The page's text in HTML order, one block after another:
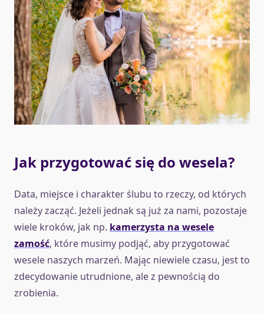
Jak przygotować się do wesela?
Data, miejsce i charakter ślubu to rzeczy, od których
należy zacząć. Jeżeli jednak są już za nami, pozostaje
wiele kroków, jak np. kamerzysta na wesele
zamość, które musimy podjąć, aby przygotować
wesele naszych marzeń. Mając niewiele czasu, jest to
zdecydowanie utrudnione, ale z pewnością do
zrobienia.